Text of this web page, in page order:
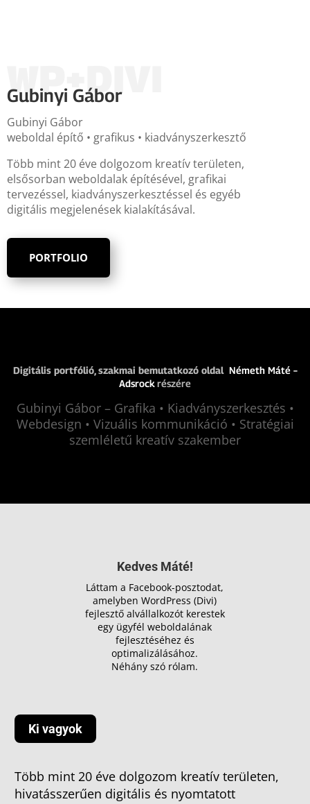
WP+DIVI
Gubinyi Gábor
Gubinyi Gábor
weboldal építő • grafikus • kiadványszerkesztő
Több mint 20 éve dolgozom kreatív területen,
elsősorban weboldalak építésével, grafikai
tervezéssel, kiadványszerkesztéssel és egyéb
digitális megjelenések kialakításával.
PORTFOLIO
Digitális portfólió, szakmai bemutatkozó oldal Németh Máté –
Adsrockrészére
Gubinyi Gábor – Grafika • Kiadványszerkesztés •
Webdesign • Vizuális kommunikáció • Stratégiai
szemléletű kreatív szakember
Kedves Máté!
Láttam a Facebook-posztodat,
amelyben WordPress (Divi)
fejlesztő alvállalkozót kerestek
egy ügyfél weboldalának
fejlesztéséhez és
optimalizálásához.
Néhány szó rólam.
Ki vagyok
Több mint 20 éve dolgozom kreatív területen,
hivatásszerűen digitális és nyomtatott